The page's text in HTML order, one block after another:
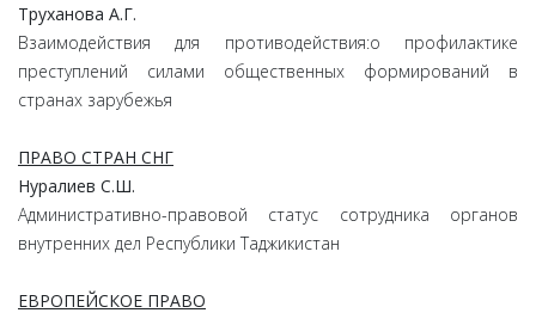
Труханова А.Г.
Взаимодействия для противодействия:о профилактике
преступлений силами общественных формирований в
странах зарубежья
ПРАВО СТРАН СНГ
Нуралиев С.Ш.
Административно-правовой статус сотрудника органов
внутренних дел Республики Таджикистан
ЕВРОПЕЙСКОЕ ПРАВО